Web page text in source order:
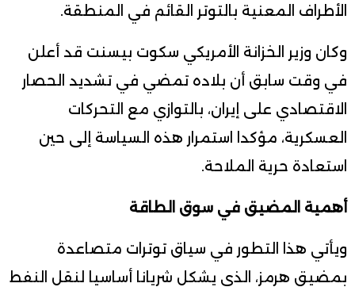
الأطراف المعنية بالتوتر القائم في المنطقة.
وكان وزير الخزانة الأمريكي سكوت بيسنت قد أعلن
في وقت سابق أن بلاده تمضي في تشديد الحصار
الاقتصادي على إيران، بالتوازي مع التحركات
العسكرية، مؤكدا استمرار هذه السياسة إلى حين
استعادة حرية الملاحة.
أهمية المضيق في سوق الطاقة
ويأتي هذا التطور في سياق توترات متصاعدة
بمضيق هرمز، الذي يشكل شريانا أساسيا لنقل النفط